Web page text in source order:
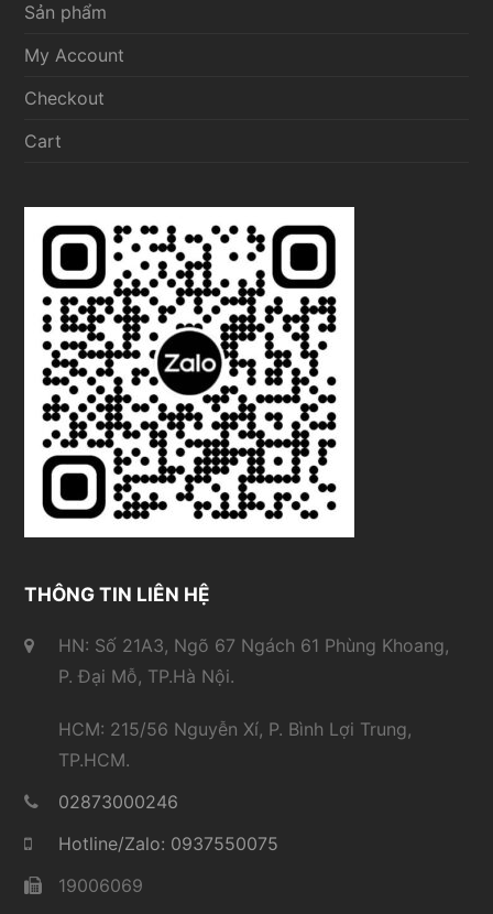
Sản phẩm
My Account
Checkout
Cart
THÔNG TIN LIÊN HỆ
HN: Số 21A3, Ngõ 67 Ngách 61 Phùng Khoang,
P. Đại Mỗ, TP.Hà Nội.
HCM: 215/56 Nguyễn Xí, P. Bình Lợi Trung,
TP.HCM.
02873000246
Hotline/Zalo: 0937550075
19006069